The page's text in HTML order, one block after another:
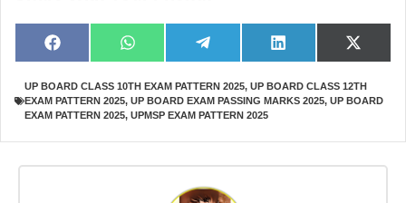
Share
on
F
a
e
b
o
k
Share
on
W
h
t
s
A
p
Share
on
e
e
g
r
m
Share
on
L
i
k
e
n
Share
on
X
(
w
i
e
)
UP BOARD CLASS 10TH EXAM PATTERN 2025, UP BOARD CLASS 12TH
EXAM PATTERN 2025, UP BOARD EXAM PASSING MARKS 2025, UP BOARD
EXAM PATTERN 2025, UPMSP EXAM PATTERN 2025